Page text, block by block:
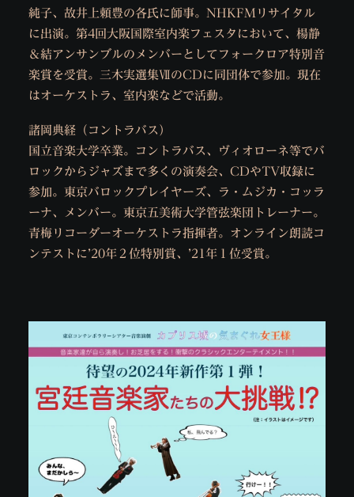
純子、故井上頼豊の各氏に師事。NHKFMリサイタル
に出演。第4回大阪国際室内楽フェスタにおいて、楊静
＆結アンサンブルのメンバーとしてフォークロア特別音
楽賞を受賞。三木実選集ⅦのCDに同団体で参加。現在
はオーケストラ、室内楽などで活動。
諸岡典経（コントラバス）
国立音楽大学卒業。コントラバス、ヴィオローネ等でバ
ロックからジャズまで多くの演奏会、CDやTV収録に
参加。東京バロックプレイヤーズ、ラ・ムジカ・コッラ
ーナ、メンバー。東京五美術大学管弦楽団トレーナー。
青梅リコーダーオーケストラ指揮者。オンライン朗読コ
ンテストに’20年２位特別賞、’21年１位受賞。